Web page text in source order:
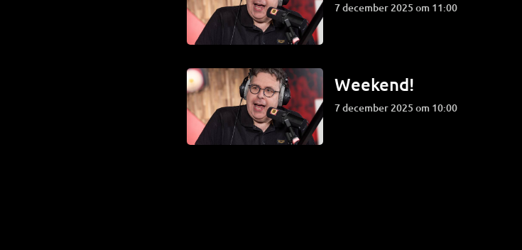
7 december 2025 om 11:00
Weekend!
7 december 2025 om 10:00